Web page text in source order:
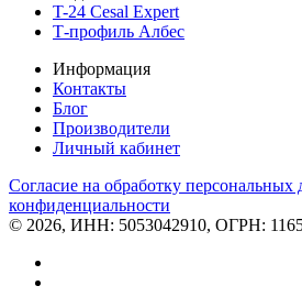
T-24 Cesal Expert
Т-профиль Албес
Информация
Контакты
Блог
Производители
Личный кабинет
Согласие на обработку персональных
конфиденциальности
© 2026, ИНН: 5053042910, ОГРН: